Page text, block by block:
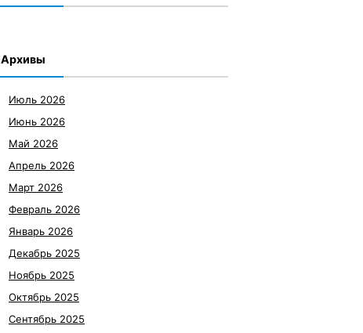
Архивы
Июль 2026
Июнь 2026
Май 2026
Апрель 2026
Март 2026
Февраль 2026
Январь 2026
Декабрь 2025
Ноябрь 2025
Октябрь 2025
Сентябрь 2025